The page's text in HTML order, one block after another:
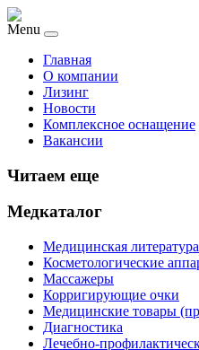
Menu
Главная
О компании
Лизинг
Новости
Комплексное оснащение
Вакансии
Читаем еще
Медкаталог
Медицинская литература
Косметологические
Массажеры
Корригирующие очки
Медицинские товары
Диагностика
Лечебно-